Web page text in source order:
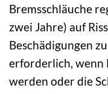
Bremsschläuche
zwei Jahre) auf
Beschädigungen
erforderlich, wenn
werden oder die